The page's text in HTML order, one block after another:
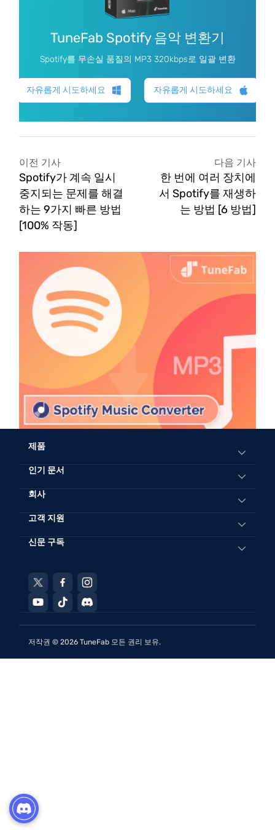
TuneFab Spotify 음악 변환기
Spotify를 무손실 품질의 MP3 320kbps로 일괄 변환
자유롭게 시도하세요 자유롭게 시도하세요
이전 기사
Spotify가 계속 일시
중지되는 문제를 해결
하는 9가지 빠른 방법
[100% 작동]
다음 기사
한 번에 여러 장치에
서 Spotify를 재생하
는 방법 [6 방법]
제품
All-in-One Music Converter
Spotify Music Converter
Apple Music Converter
Deezer Music Converter
Pandora Music Converter
SoundCloud Music Converter
인기 문서
모든 장치에서 Spotify를 MP3로 변환하는 방법
YouTube Music을 MP3로 다운로드하는 방법
YouTube에서 MP3 플레이어로 음악을 다운로드하는 방법
Spotify에서 MP3로 노래를 다운로드하는 방법
YouTube Music을 MP3로 다운로드
Windows/Mac에서 M4P를 MP3로 변환하는 방법
회사
TuneFab 소개
문의하기
개인정보 처리방침
사이트 맵
고객 지원
지원 센터
튜토리얼
라이센스 검색
무료 라이센스 얻기
신문 구독
저작권 © 2026 TuneFab 모든 권리 보유.